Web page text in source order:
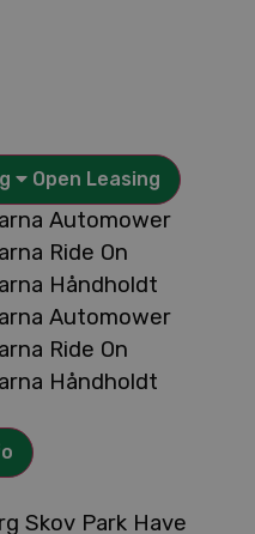
Open Leasing
Automower
Ride On
Håndholdt
Automower
Ride On
Håndholdt
Skov Park Have